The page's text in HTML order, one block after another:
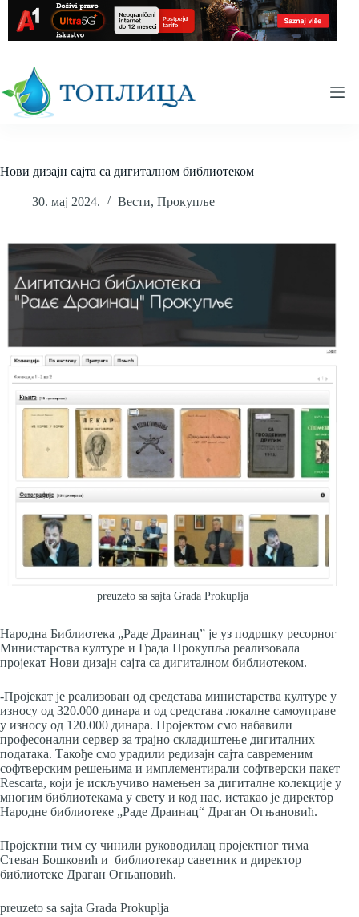
content
Нови дизајн сајта са дигиталном библиотеком
30. мај 2024. Вести, Прокупље
preuzeto sa sajta Grada Prokuplja
Народна Библиотека „Раде Драинац” је уз подршку ресорног
Министарства културе и Града Прокупља реализовала
пројекат Нови дизајн сајта са дигиталном библиотеком.
-Пројекат је реализован од средстава министарства културе у
износу од 320.000 динара и од средстава локалне самоуправе
у износу од 120.000 динара. Пројектом смо набавили
професонални сервер за трајно складиштење дигиталних
података. Такође смо урадили редизајн сајта савременим
софтверским решењима и имплементирали софтверски пакет
Rescarta, који је искључиво намењен за дигиталне колекције у
многим библиотекама у свету и код нас, истакао је директор
Народне библиотеке „Раде Драинац“ Драган Огњановић.
Пројектни тим су чинили руководилац пројектног тима
Стеван Бошковић и библиотекар саветник и директор
библиотеке Драган Огњановић.
preuzeto sa sajta Grada Prokuplja